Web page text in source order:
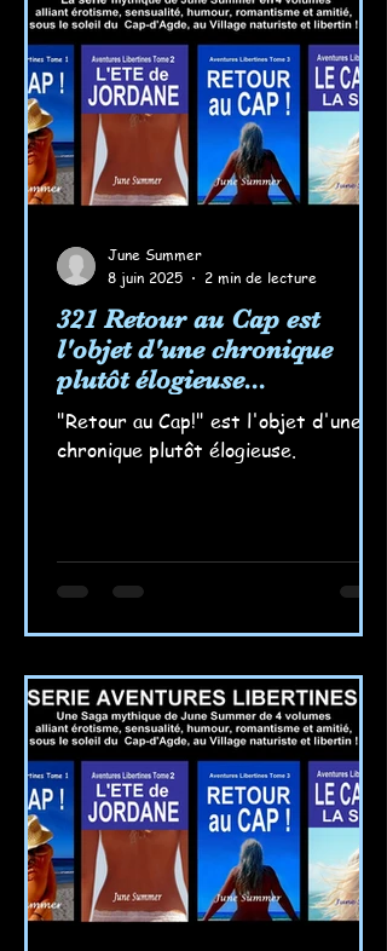
321 Retour au Cap est
l'objet d'une chronique
plutôt élogieuse...
"Retour au Cap!" est l'objet d'une
chronique plutôt élogieuse.
June Summer
8 juin 2025
2 min de lecture